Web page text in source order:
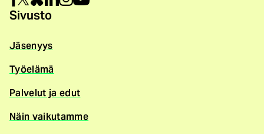
Sivusto
Jäsenyys
Työelämä
Palvelut ja edut
Näin vaikutamme